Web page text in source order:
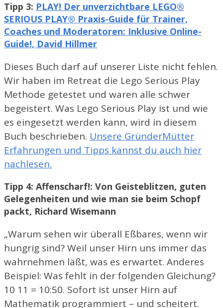
Tipp 3: PLAY! Der unverzichtbare LEGO®
SERIOUS PLAY® Praxis-Guide für Trainer,
Coaches und Moderatoren: Inklusive Online-
Guide!, David Hillmer
Dieses Buch darf auf unserer Liste nicht fehlen.
Wir haben im Retreat die Lego Serious Play
Methode getestet und waren alle schwer
begeistert. Was Lego Serious Play ist und wie
es eingesetzt werden kann, wird in diesem
Buch beschrieben. Unsere GründerMütter
Erfahrungen und Tipps kannst du auch hier
nachlesen.
Tipp 4: Affenscharf!: Von Geisteblitzen, guten
Gelegenheiten und wie man sie beim Schopf
packt, Richard Wisemann
„Warum sehen wir überall Eßbares, wenn wir
hungrig sind? Weil unser Hirn uns immer das
wahrnehmen läßt, was es erwartet. Anderes
Beispiel: Was fehlt in der folgenden Gleichung?
10 11 = 10:50. Sofort ist unser Hirn auf
Mathematik programmiert – und scheitert.